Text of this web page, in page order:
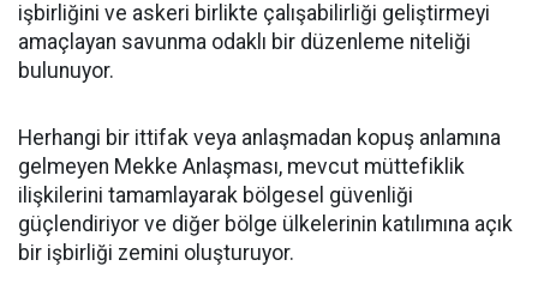
işbirliğini ve askeri birlikte çalışabilirliği geliştirmeyi
amaçlayan savunma odaklı bir düzenleme niteliği
bulunuyor.
Herhangi bir ittifak veya anlaşmadan kopuş anlamına
gelmeyen Mekke Anlaşması, mevcut müttefiklik
ilişkilerini tamamlayarak bölgesel güvenliği
güçlendiriyor ve diğer bölge ülkelerinin katılımına açık
bir işbirliği zemini oluşturuyor.